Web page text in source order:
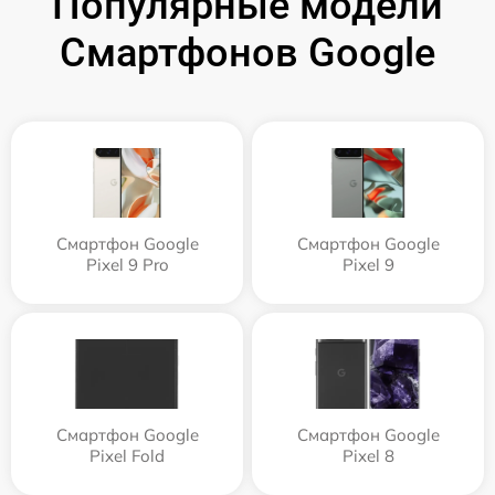
Смартфонов Google
Смартфон Google
Pixel 9 Pro
Смартфон Google
Pixel 9
Смартфон Google
Pixel Fold
Смартфон Google
Pixel 8